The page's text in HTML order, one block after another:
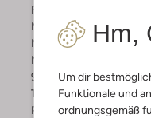
Hm,
Um dir
Funktionale und
ordnungsgemäß
Farbe :
Muster:Gerade
Material:Sweatstoff
Materiaalpercentages:
95 % Katoen, 5 %
Taillenhöhe:Normale
Passform: Locker